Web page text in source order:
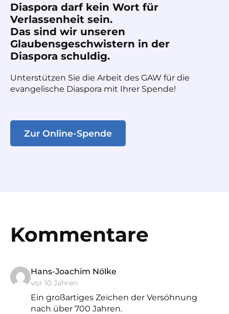
Diaspora darf kein Wort für
Verlassenheit sein.
Das sind wir unseren
Glaubensgeschwistern in der
Diaspora schuldig.
Unterstützen Sie die Arbeit des GAW für die
evangelische Diaspora mit Ihrer Spende!
Zur Online-Spende
Kommentare
Hans-Joachim Nölke
vor 10 Jahren
Ein großartiges Zeichen der Versöhnung
nach über 700 Jahren.